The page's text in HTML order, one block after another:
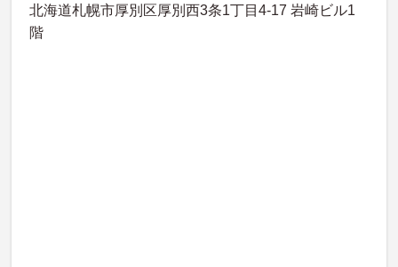
北海道札幌市厚別区厚別西3条1丁目4-17 岩崎ビル1
階